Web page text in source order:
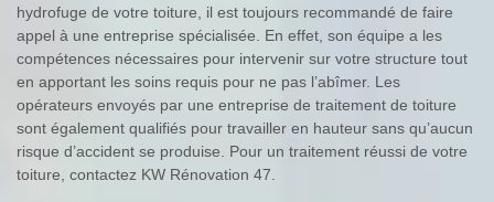
hydrofuge de votre toiture, il est toujours recommandé de faire
appel à une entreprise spécialisée. En effet, son équipe a les
compétences nécessaires pour intervenir sur votre structure tout
en apportant les soins requis pour ne pas l’abîmer. Les
opérateurs envoyés par une entreprise de traitement de toiture
sont également qualifiés pour travailler en hauteur sans qu’aucun
risque d’accident se produise. Pour un traitement réussi de votre
toiture, contactez KW Rénovation 47.